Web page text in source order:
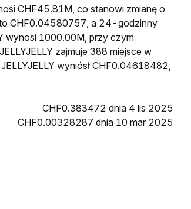
CHF45.81M, co stanowi zmianę o
to CHF0.04580757, a 24-godzinny
wynosi 1000.00M, przy czym
zajmuje 388 miejsce w
wyniósł CHF0.04618482,
CHF0.383472 dnia 4 lis 2025
CHF0.00328287 dnia 10 mar 2025